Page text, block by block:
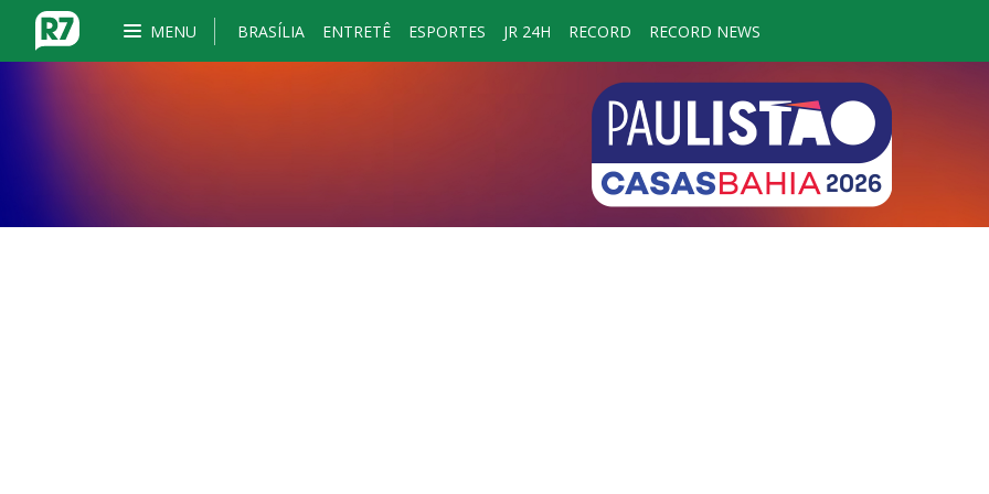
MENU BRASÍLIA ENTRETÊ ESPORTES JR 24H RECORD RECORD NEWS